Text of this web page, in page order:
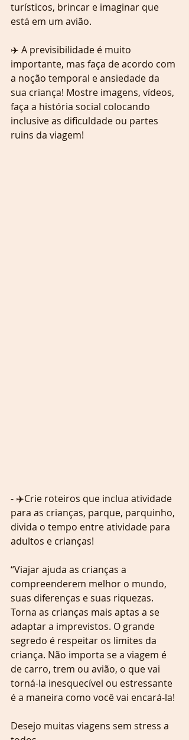
turísticos, brincar e imaginar que
está em um avião.
✈️ A previsibilidade é muito
importante, mas faça de acordo com
a noção temporal e ansiedade da
sua criança! Mostre imagens, vídeos,
faça a história social colocando
inclusive as dificuldade ou partes
ruins da viagem!
- ✈️Crie roteiros que inclua atividade
para as crianças, parque, parquinho,
divida o tempo entre atividade para
adultos e crianças!
“Viajar ajuda as crianças a
compreenderem melhor o mundo,
suas diferenças e suas riquezas.
Torna as crianças mais aptas a se
adaptar a imprevistos. O grande
segredo é respeitar os limites da
criança. Não importa se a viagem é
de carro, trem ou avião, o que vai
torná-la inesquecível ou estressante
é a maneira como você vai encará-la!
Desejo muitas viagens sem stress a